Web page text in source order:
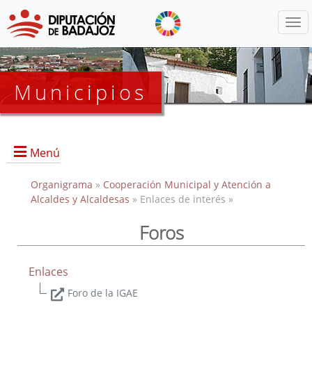
Municipios
Menú
Líneas de Actuación
Protocolos de Actuaciones
Organigrama » Cooperación Municipal y Atención a
Alcaldes y Alcaldesas » Enlaces de interés »
Foros
Enlaces
Foro de la IGAE